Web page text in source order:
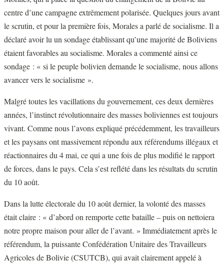
centre d’une campagne extrêmement polarisée. Quelques jours avant
le scrutin, et pour la première fois, Morales a parlé de socialisme. Il a
déclaré avoir lu un sondage établissant qu’une majorité de Boliviens
étaient favorables au socialisme. Morales a commenté ainsi ce
sondage : « si le peuple bolivien demande le socialisme, nous allons
avancer vers le socialisme ».
Malgré toutes les vacillations du gouvernement, ces deux dernières
années, l’instinct révolutionnaire des masses boliviennes est toujours
vivant. Comme nous l’avons expliqué précédemment, les travailleurs
et les paysans ont massivement répondu aux référendums illégaux et
réactionnaires du 4 mai, ce qui a une fois de plus modifié le rapport
de forces, dans le pays. Cela s’est reflété dans les résultats du scrutin
du 10 août.
Dans la lutte électorale du 10 août dernier, la volonté des masses
était claire : « d’abord on remporte cette bataille – puis on nettoiera
notre propre maison pour aller de l’avant. » Immédiatement après le
référendum, la puissante Confédération Unitaire des Travailleurs
Agricoles de Bolivie (CSUTCB), qui avait clairement appelé à